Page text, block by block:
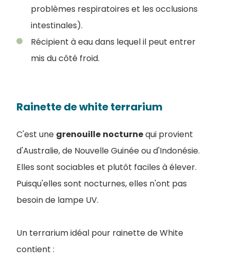
problèmes respiratoires et les occlusions
intestinales).
Récipient à eau dans lequel il peut entrer
mis du côté froid.
Rainette de white terrarium
C'est une grenouille nocturnequi provient
d'Australie, de Nouvelle Guinée ou d'Indonésie.
Elles sont sociables et plutôt faciles à élever.
Puisqu'elles sont nocturnes, elles n'ont pas
besoin de lampe UV.
Un terrarium idéal pour rainette de White
contient :